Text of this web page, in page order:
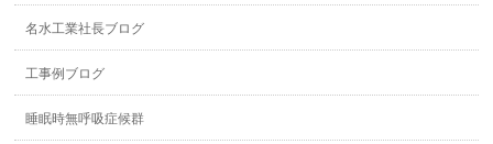
名水工業社長ブログ
工事例ブログ
睡眠時無呼吸症候群